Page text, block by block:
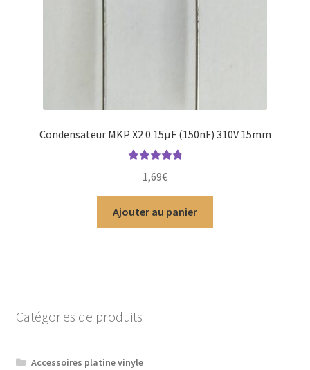
Condensateur MKP X2 0.15µF (150nF) 310V 15mm
sur 5
1,69€
Ajouter au panier
Catégories de produits
Accessoires platine vinyle